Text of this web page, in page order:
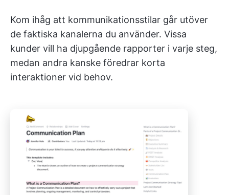
Kom ihåg att kommunikationsstilar går utöver
de faktiska kanalerna du använder. Vissa
kunder vill ha djupgående rapporter i varje steg,
medan andra kanske föredrar korta
interaktioner vid behov.